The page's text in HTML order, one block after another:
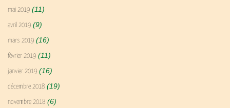
mai 2019 (11)
avril 2019 (9)
mars 2019 (16)
février 2019 (11)
janvier 2019 (16)
décembre 2018 (19)
novembre 2018 (6)